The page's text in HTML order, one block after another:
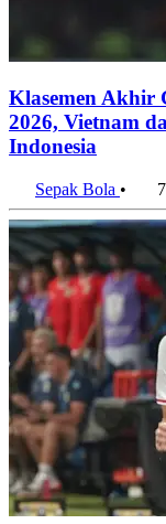
2025, Lampung
9 Agustus 2026
Penulis:Anggia Leksa
#piala dunia 2026
#spanyol juara
Bagikan artikel ini:
WhatsApp
LinkedIn
Konten